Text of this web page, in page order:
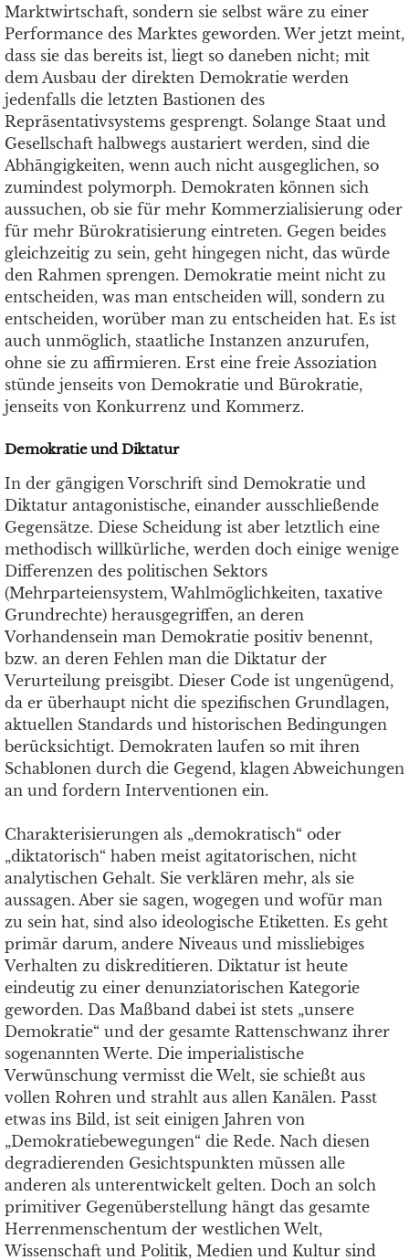
Marktwirtschaft, sondern sie selbst wäre zu einer
Performance des Marktes geworden. Wer jetzt meint,
dass sie das bereits ist, liegt so daneben nicht; mit
dem Ausbau der direkten Demokratie werden
jedenfalls die letzten Bastionen des
Repräsentativsystems gesprengt. Solange Staat und
Gesellschaft halbwegs austariert werden, sind die
Abhängigkeiten, wenn auch nicht ausgeglichen, so
zumindest polymorph. Demokraten können sich
aussuchen, ob sie für mehr Kommerzialisierung oder
für mehr Bürokratisierung eintreten. Gegen beides
gleichzeitig zu sein, geht hingegen nicht, das würde
den Rahmen sprengen. Demokratie meint nicht zu
entscheiden, was man entscheiden will, sondern zu
entscheiden, worüber man zu entscheiden hat. Es ist
auch unmöglich, staatliche Instanzen anzurufen,
ohne sie zu affirmieren. Erst eine freie Assoziation
stünde jenseits von Demokratie und Bürokratie,
jenseits von Konkurrenz und Kommerz.
Demokratie und Diktatur
In der gängigen Vorschrift sind Demokratie und
Diktatur antagonistische, einander ausschließende
Gegensätze. Diese Scheidung ist aber letztlich eine
methodisch willkürliche, werden doch einige wenige
Differenzen des politischen Sektors
(Mehrparteiensystem, Wahlmöglichkeiten, taxative
Grundrechte) herausgegriffen, an deren
Vorhandensein man Demokratie positiv benennt,
bzw. an deren Fehlen man die Diktatur der
Verurteilung preisgibt. Dieser Code ist ungenügend,
da er überhaupt nicht die spezifischen Grundlagen,
aktuellen Standards und historischen Bedingungen
berücksichtigt. Demokraten laufen so mit ihren
Schablonen durch die Gegend, klagen Abweichungen
an und fordern Interventionen ein.
Charakterisierungen als „demokratisch“ oder
„diktatorisch“ haben meist agitatorischen, nicht
analytischen Gehalt. Sie verklären mehr, als sie
aussagen. Aber sie sagen, wogegen und wofür man
zu sein hat, sind also ideologische Etiketten. Es geht
primär darum, andere Niveaus und missliebiges
Verhalten zu diskreditieren. Diktatur ist heute
eindeutig zu einer denunziatorischen Kategorie
geworden. Das Maßband dabei ist stets „unsere
Demokratie“ und der gesamte Rattenschwanz ihrer
sogenannten Werte. Die imperialistische
Verwünschung vermisst die Welt, sie schießt aus
vollen Rohren und strahlt aus allen Kanälen. Passt
etwas ins Bild, ist seit einigen Jahren von
„Demokratiebewegungen“ die Rede. Nach diesen
degradierenden Gesichtspunkten müssen alle
anderen als unterentwickelt gelten. Doch an solch
primitiver Gegenüberstellung hängt das gesamte
Herrenmenschentum der westlichen Welt,
Wissenschaft und Politik, Medien und Kultur sind